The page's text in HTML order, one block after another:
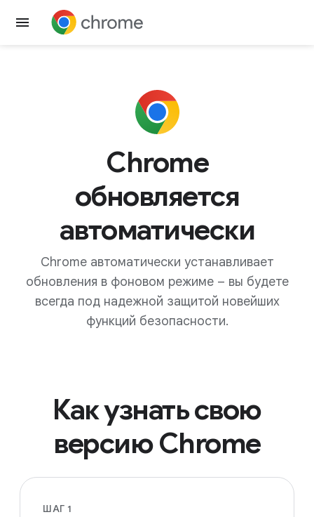
Скачать Chrome
Chrome
обновляется
автоматически
Chrome автоматически устанавливает
обновления в фоновом режиме – вы будете
всегда под надежной защитой новейших
функций безопасности.
Как узнать свою
версию Chrome
ШАГ 1